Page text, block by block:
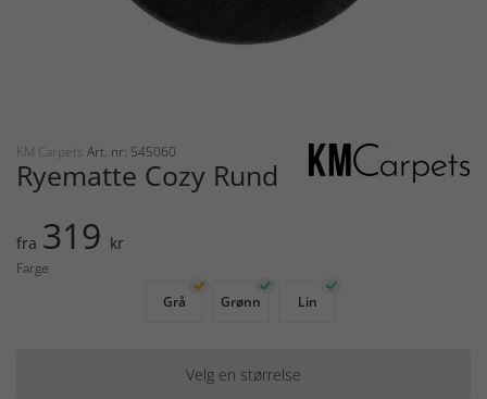
KM Carpets Art. nr: 545060
Ryematte Cozy Rund
fra 319 kr
Farge
Grå
Grønn Lin
Velg en størrelse